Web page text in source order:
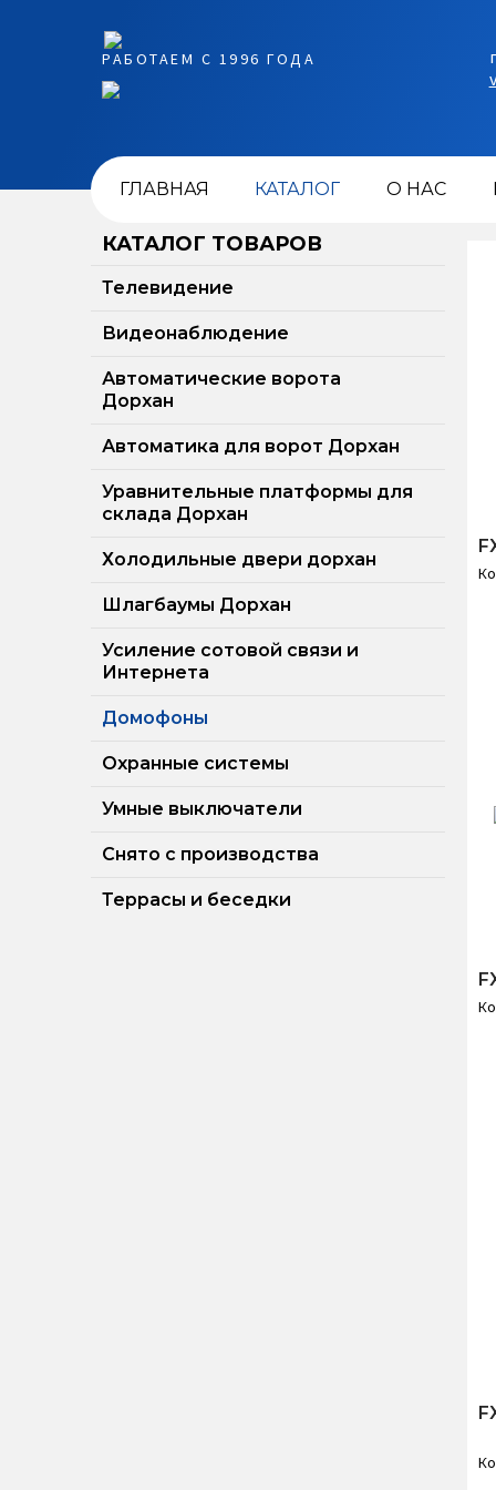
РАБОТАЕМ С 1996 ГОДА
ГЛАВНАЯ КАТАЛОГ О НАС
КАТАЛОГ ТОВАРОВ
Телевидение
Видеонаблюдение
Автоматические ворота
Дорхан
Автоматика для ворот Дорхан
Уравнительные платформы для
склада Дорхан
Холодильные двери дорхан
Шлагбаумы Дорхан
Усиление сотовой связи и
Интернета
Домофоны
Охранные системы
Умные выключатели
Снято с производства
Террасы и беседки